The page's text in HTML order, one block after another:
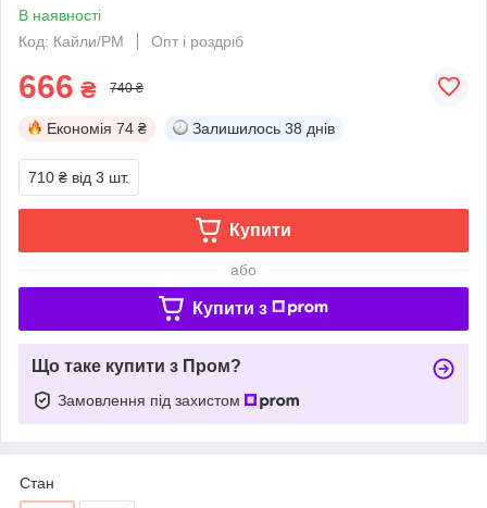
В наявності
Код: Кайли/РМ
Опт і роздріб
666 ₴ 740 ₴
Економія 74 ₴ Залишилось 38 днів
710 ₴ від 3 шт.
Купити
або
Купити з
Що таке купити з Пром?
Замовлення під захистом
Стан